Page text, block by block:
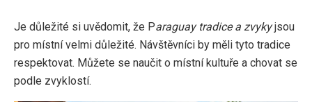
Je důležité si uvědomit, že Paraguay tradice a zvykyjsou
pro místní velmi důležité. Návštěvníci by měli tyto tradice
respektovat. Můžete se naučit o místní kultuře a chovat se
podle zvyklostí.